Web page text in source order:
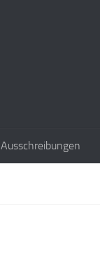
Ausschreibungen